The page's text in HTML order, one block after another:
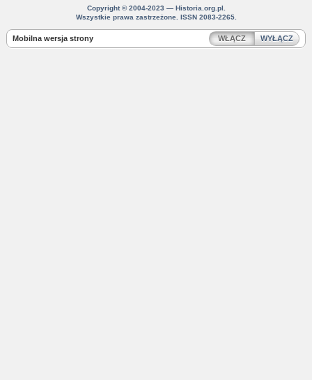
Copyright © 2004-2023 — Historia.org.pl.
Wszystkie prawa zastrzeżone. ISSN 2083-2265.
Mobilna wersja strony WŁĄCZ WYŁĄCZ